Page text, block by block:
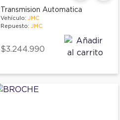
Transmision Automatica
Vehículo: JMC
Repuesto: JMC
$3.244.990